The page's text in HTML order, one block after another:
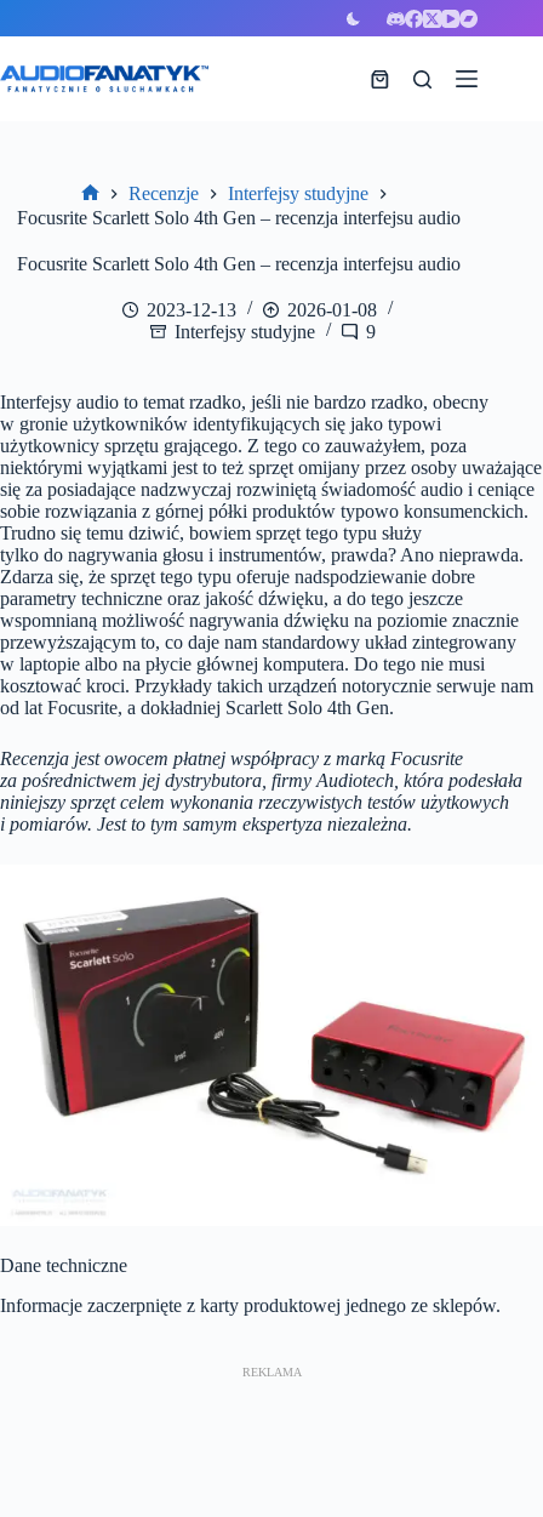
Koszyk
Strona
Recenzje
Interfejsy studyjne
Focusrite Scarlett Solo 4th Gen – recenzja interfejsu audio
Focusrite Scarlett Solo 4th Gen – recenzja interfejsu audio
2023-12-13
2026-01-08
Interfejsy studyjne
9
Interfejsy audio to temat rzadko, jeśli nie bardzo rzadko, obecny
w gronie użytkowników identyfikujących się jako typowi
użytkownicy sprzętu grającego. Z tego co zauważyłem, poza
niektórymi wyjątkami jest to też sprzęt omijany przez osoby uważające
się za posiadające nadzwyczaj rozwiniętą świadomość audio i ceniące
sobie rozwiązania z górnej półki produktów typowo konsumenckich.
Trudno się temu dziwić, bowiem sprzęt tego typu służy
tylko do nagrywania głosu i instrumentów, prawda? Ano nieprawda.
Zdarza się, że sprzęt tego typu oferuje nadspodziewanie dobre
parametry techniczne oraz jakość dźwięku, a do tego jeszcze
wspomnianą możliwość nagrywania dźwięku na poziomie znacznie
przewyższającym to, co daje nam standardowy układ zintegrowany
w laptopie albo na płycie głównej komputera. Do tego nie musi
kosztować kroci. Przykłady takich urządzeń notorycznie serwuje nam
od lat Focusrite, a dokładniej Scarlett Solo 4th Gen.
Recenzja jest owocem płatnej współpracy z marką Focusrite
za pośrednictwem jej dystrybutora, firmy Audiotech, która podesłała
niniejszy sprzęt celem wykonania rzeczywistych testów użytkowych
i pomiarów. Jest to tym samym ekspertyza niezależna.
Dane techniczne
Informacje zaczerpnięte z karty produktowej jednego ze sklepów.